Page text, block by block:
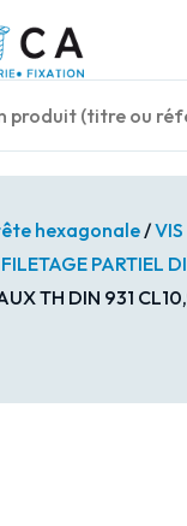
hexagonale/
PARTIEL
TH DIN 931